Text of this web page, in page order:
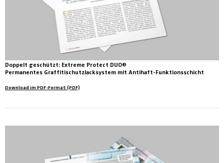
Doppelt geschützt: Extreme Protect DUO®
Permanentes Graffitischutzlacksystem mit Antihaft-Funktionsschicht
Download im PDF-Format (PDF)